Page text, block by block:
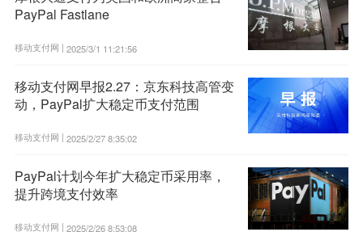
PayPal Fastlane
移动支付网 | 2025/3/1 11:21:56
移动支付网早报2.27：京东科技高管变
动，PayPal扩大稳定币支付范围
移动支付网 | 2025/2/27 8:35:02
PayPal计划今年扩大稳定币采用率，
提升跨境支付效率
移动支付网 | 2025/2/26 8:53:08